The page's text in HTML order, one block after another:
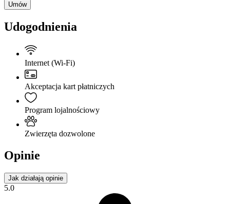
Umów
Udogodnienia
Internet (Wi-Fi)
Akceptacja kart płatniczych
Program lojalnościowy
Zwierzęta dozwolone
Opinie
Jak działają opinie
5.0